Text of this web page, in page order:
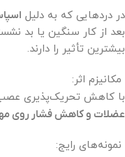
در دردهایی که به دلیل
بعد از کار سنگین یا بد
بیشترین تأثیر را دارند.
مکانیزم اثر:
با کاهش تحریک‌پذیری
عضلات و کاهش فشار روی
نمونه‌های رایج: